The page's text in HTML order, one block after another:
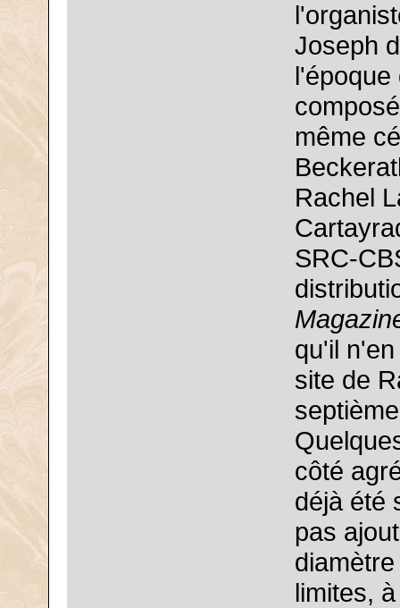
Joseph
l'époque
même
Rachel
SRC-
qu'il
site de
côté
déjà été
pas
limites,